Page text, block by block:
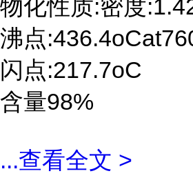
物化性质:密度
沸点
闪点:217.7oC
含量98%
...查看全文 >